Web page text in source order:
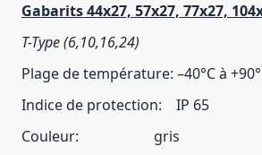
Gabarits 44x27, 57x27, 77x27,
T-Type (6,10,16,24)
Plage de température: –40°C à
Indice de protection:
IP 65
Couleur: gris